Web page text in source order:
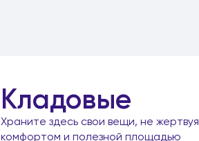
Кладовые
Храните здесь свои вещи, не жертвуя
комфортом и полезной площадью